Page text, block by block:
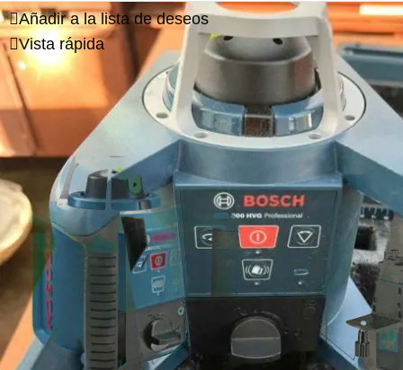
Añadir a la lista de deseos
Vista rápida